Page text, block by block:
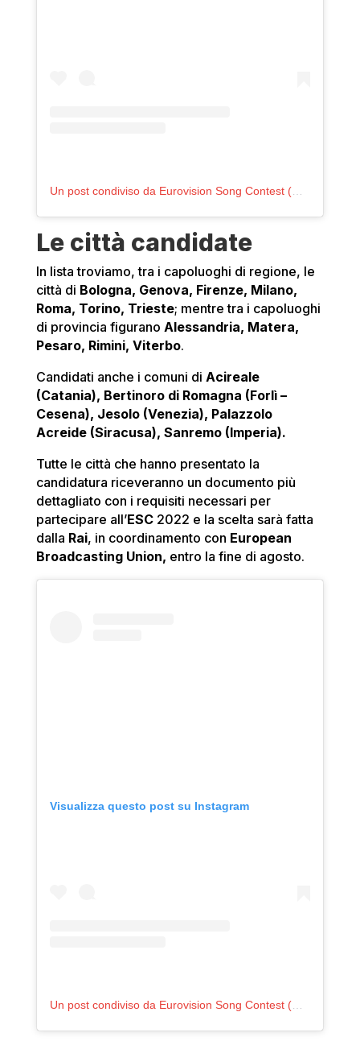
Un post condiviso da Eurovision Song Contest (@eurovision)
Le città candidate
In lista troviamo, tra i capoluoghi di regione, le
città di Bologna, Genova, Firenze, Milano,
Roma, Torino, Trieste; mentre tra i capoluoghi
di provincia figurano Alessandria, Matera,
Pesaro, Rimini, Viterbo.
Candidati anche i comuni di Acireale
(Catania), Bertinoro di Romagna (Forlì –
Cesena), Jesolo (Venezia), Palazzolo
Acreide (Siracusa), Sanremo (Imperia).
Tutte le città che hanno presentato la
candidatura riceveranno un documento più
dettagliato con i requisiti necessari per
partecipare all’ESC2022 e la scelta sarà fatta
dalla Rai, in coordinamento con European
Broadcasting Union, entro la fine di agosto.
Visualizza questo post su Instagram
Un post condiviso da Eurovision Song Contest (@eurovision)